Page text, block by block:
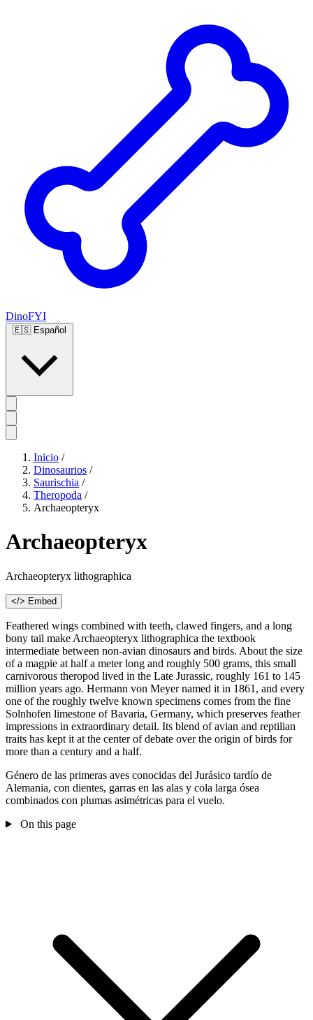
DinoFYI
🇪🇸 Español
Inicio /
Dinosaurios /
Saurischia /
Theropoda /
Archaeopteryx
Archaeopteryx
Archaeopteryx lithographica
</> Embed
Feathered wings combined with teeth, clawed fingers, and a long
bony tail make Archaeopteryx lithographica the textbook
intermediate between non-avian dinosaurs and birds. About the size
of a magpie at half a meter long and roughly 500 grams, this small
carnivorous theropod lived in the Late Jurassic, roughly 161 to 145
million years ago. Hermann von Meyer named it in 1861, and every
one of the roughly twelve known specimens comes from the fine
Solnhofen limestone of Bavaria, Germany, which preserves feather
impressions in extraordinary detail. Its blend of avian and reptilian
traits has kept it at the center of debate over the origin of birds for
more than a century and a half.
Género de las primeras aves conocidas del Jurásico tardío de
Alemania, con dientes, garras en las alas y cola larga ósea
combinados con plumas asimétricas para el vuelo.
On this page